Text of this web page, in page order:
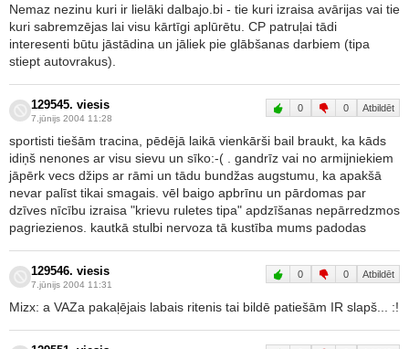
Nemaz nezinu kuri ir lielāki dalbajo.bi - tie kuri izraisa avārijas vai tie
kuri sabremzējas lai visu kārtīgi aplūrētu. CP patruļai tādi
interesenti būtu jāstādina un jāliek pie glābšanas darbiem (tipa
stiept autovrakus).
129545. viesis
7.jūnijs 2004 11:28
0 0 Atbildēt
sportisti tiešām tracina, pēdējā laikā vienkārši bail braukt, ka kāds
idiņš nenones ar visu sievu un sīko:-( . gandrīz vai no armijniekiem
jāpērk vecs džips ar rāmi un tādu bundžas augstumu, ka apakšā
nevar palīst tikai smagais. vēl baigo apbrīnu un pārdomas par
dzīves nīcību izraisa "krievu ruletes tipa" apdzīšanas nepārredzmos
pagriezienos. kautkā stulbi nervoza tā kustība mums padodas
129546. viesis
7.jūnijs 2004 11:31
0 0 Atbildēt
Mizx: a VAZa pakaļējais labais ritenis tai bildē patiešām IR slapš... :!